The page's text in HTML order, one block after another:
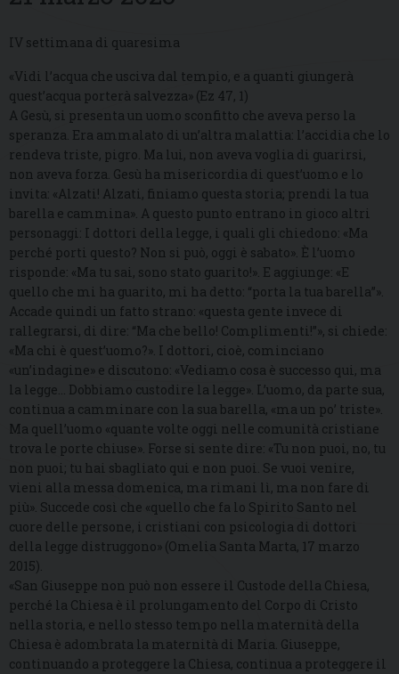
IV settimana di quaresima
«Vidi l’acqua che usciva dal tempio, e a quanti giungerà
quest’acqua porterà salvezza» (Ez 47, 1)
A Gesù, si presenta un uomo sconfitto che aveva perso la
speranza. Era ammalato di un’altra malattia: l’accidia che lo
rendeva triste, pigro. Ma lui, non aveva voglia di guarirsi,
non aveva forza. Gesù ha misericordia di quest’uomo e lo
invita: «Alzati! Alzati, finiamo questa storia; prendi la tua
barella e cammina». A questo punto entrano in gioco altri
personaggi: I dottori della legge, i quali gli chiedono: «Ma
perché porti questo? Non si può, oggi è sabato». È l’uomo
risponde: «Ma tu sai, sono stato guarito!». E aggiunge: «E
quello che mi ha guarito, mi ha detto: “porta la tua barella”».
Accade quindi un fatto strano: «questa gente invece di
rallegrarsi, di dire: “Ma che bello! Complimenti!”», si chiede:
«Ma chi è quest’uomo?». I dottori, cioè, cominciano
«un’indagine» e discutono: «Vediamo cosa è successo qui, ma
la legge… Dobbiamo custodire la legge». L’uomo, da parte sua,
continua a camminare con la sua barella, «ma un po’ triste».
Ma quell’uomo «quante volte oggi nelle comunità cristiane
trova le porte chiuse». Forse si sente dire: «Tu non puoi, no, tu
non puoi; tu hai sbagliato qui e non puoi. Se vuoi venire,
vieni alla messa domenica, ma rimani lì, ma non fare di
più». Succede così che «quello che fa lo Spirito Santo nel
cuore delle persone, i cristiani con psicologia di dottori
della legge distruggono» (Omelia Santa Marta, 17 marzo
2015).
«San Giuseppe non può non essere il Custode della Chiesa,
perché la Chiesa è il prolungamento del Corpo di Cristo
nella storia, e nello stesso tempo nella maternità della
Chiesa è adombrata la maternità di Maria. Giuseppe,
continuando a proteggere la Chiesa, continua a proteggere il